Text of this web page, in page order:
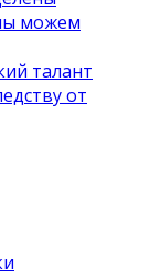
можем
талант
от